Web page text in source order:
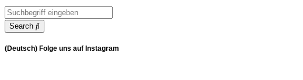
Search
(Deutsch) Folge uns auf Instagram